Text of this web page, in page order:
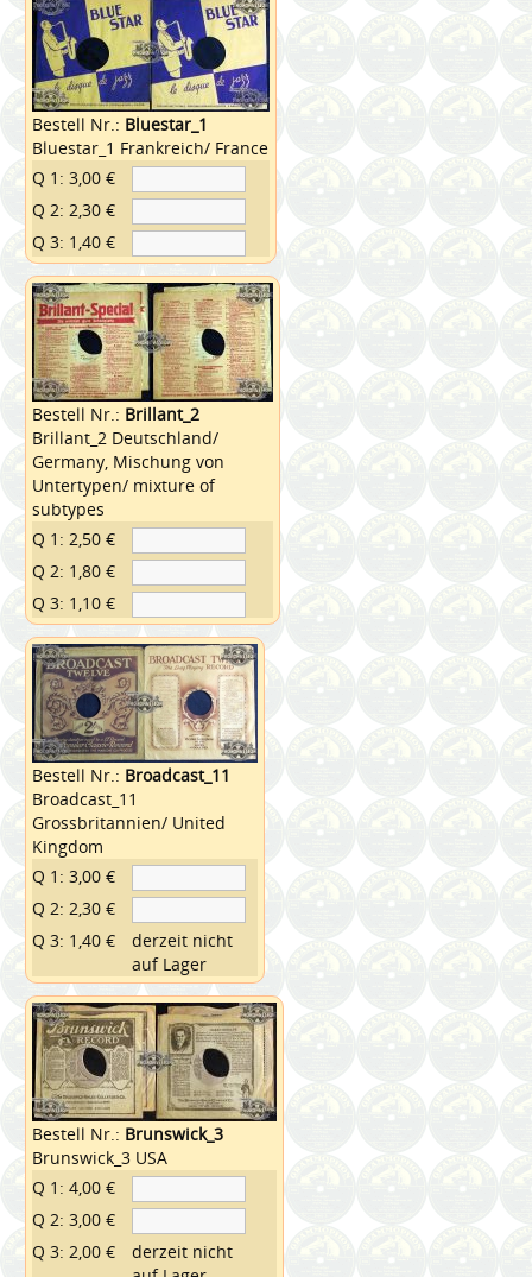
Bestell Nr.: Bluestar_1
Bluestar_1 Frankreich/ France
Q 1: 3,00 €
Q 2: 2,30 €
Q 3: 1,40 €
Bestell Nr.: Brillant_2
Brillant_2 Deutschland/
Germany, Mischung von
Untertypen/ mixture of
subtypes
Q 1: 2,50 €
Q 2: 1,80 €
Q 3: 1,10 €
Bestell Nr.: Broadcast_11
Broadcast_11
Grossbritannien/ United
Kingdom
Q 1: 3,00 €
Q 2: 2,30 €
Q 3: 1,40 €
derzeit nicht
auf Lager
Bestell Nr.: Brunswick_3
Brunswick_3 USA
Q 1: 4,00 €
Q 2: 3,00 €
Q 3: 2,00 €
derzeit nicht